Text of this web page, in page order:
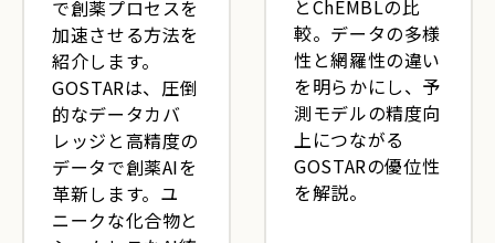
で創薬プロセスを
加速させる方法を
紹介します。
GOSTARは、圧倒
的なデータカバ
レッジと高精度の
データで創薬AIを
革新します。ユ
ニークな化合物と
とChEMBLの比
較。データの多様
性と網羅性の違い
を明らかにし、予
測モデルの精度向
上につながる
GOSTARの優位性
を解説。